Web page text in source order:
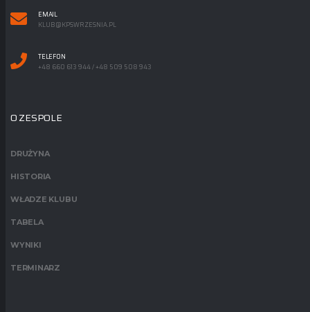
EMAIL
KLUB@KPSWRZESNIA.PL
TELEFON
+48 660 613 944 / +48 509 508 943
O ZESPOLE
DRUŻYNA
HISTORIA
WŁADZE KLUBU
TABELA
WYNIKI
TERMINARZ